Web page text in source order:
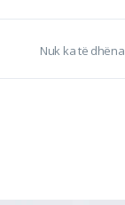
Nuk ka të dhëna